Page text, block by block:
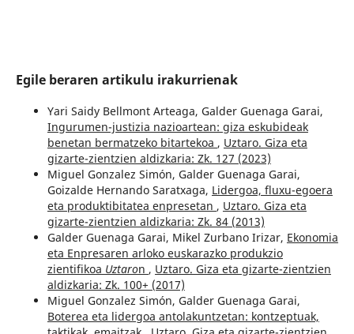
Egile beraren artikulu irakurrienak
Yari Saidy Bellmont Arteaga, Galder Guenaga Garai,
Ingurumen-justizia nazioartean: giza eskubideak
benetan bermatzeko bitartekoa , Uztaro. Giza eta
gizarte-zientzien aldizkaria: Zk. 127 (2023)
Miguel Gonzalez Simón, Galder Guenaga Garai,
Goizalde Hernando Saratxaga, Lidergoa, fluxu-egoera
eta produktibitatea enpresetan , Uztaro. Giza eta
gizarte-zientzien aldizkaria: Zk. 84 (2013)
Galder Guenaga Garai, Mikel Zurbano Irizar, Ekonomia
eta Enpresaren arloko euskarazko produkzio
zientifikoa Uztaron , Uztaro. Giza eta gizarte-zientzien
aldizkaria: Zk. 100+ (2017)
Miguel Gonzalez Simón, Galder Guenaga Garai,
Boterea eta lidergoa antolakuntzetan: kontzeptuak,